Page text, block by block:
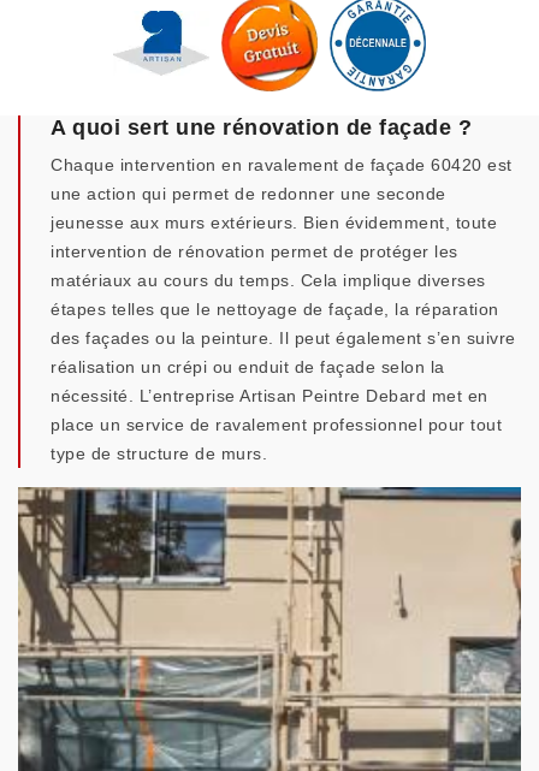
A quoi sert une rénovation de façade ?
Chaque intervention en ravalement de façade 60420 est
une action qui permet de redonner une seconde
jeunesse aux murs extérieurs. Bien évidemment, toute
intervention de rénovation permet de protéger les
matériaux au cours du temps. Cela implique diverses
étapes telles que le nettoyage de façade, la réparation
des façades ou la peinture. Il peut également s’en suivre
réalisation un crépi ou enduit de façade selon la
nécessité. L’entreprise Artisan Peintre Debard met en
place un service de ravalement professionnel pour tout
type de structure de murs.